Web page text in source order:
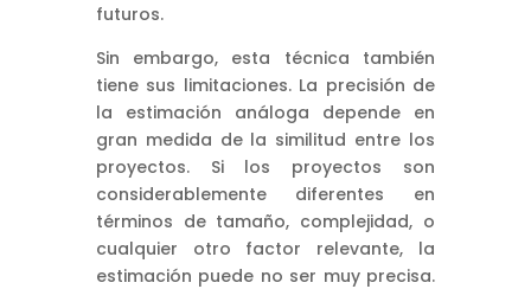
futuros.
Sin embargo, esta técnica también
tiene sus limitaciones. La precisión de
la estimación análoga depende en
gran medida de la similitud entre los
proyectos. Si los proyectos son
considerablemente diferentes en
términos de tamaño, complejidad, o
cualquier otro factor relevante, la
estimación puede no ser muy precisa.